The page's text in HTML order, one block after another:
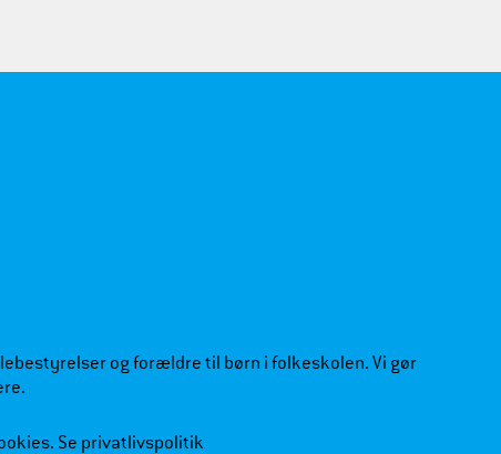
og forældre til børn i folkeskolen. Vi gør
Se privatlivspolitik